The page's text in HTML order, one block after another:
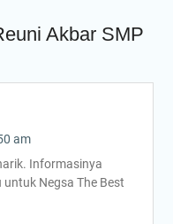
Akbar SMP
am
Informasinya
Negsa The Best